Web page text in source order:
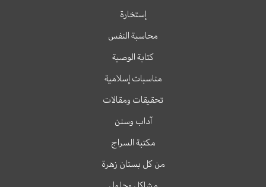
إستخارة
محاسبة النفس
كتابة الوصية
مناسبات إسلامية
تحقيقات ومقالات
آداب وسنن
مكتبة السراج
من كل بستان زهرة